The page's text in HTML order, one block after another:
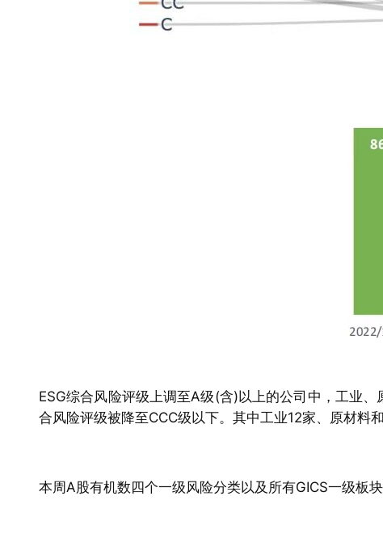
ESG综合风险评级上调至A级(含)以上的公司中，工业
合风险评级被降至CCC级以下。其中工业12家、原材料
本周A股有机数四个一级风险分类以及所有GICS一级板